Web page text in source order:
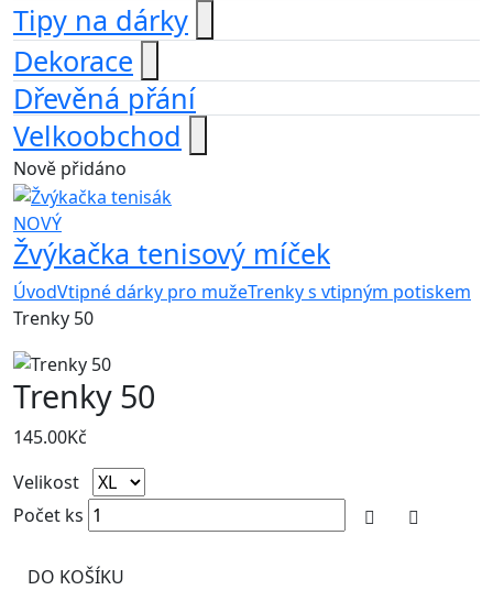
Tipy na dárky
Dekorace
Dřevěná přání
Velkoobchod
Nově přidáno
NOVÝ
Žvýkačka tenisový míček
ÚvodVtipné dárky pro mužeTrenky s vtipným potiskem
Trenky 50
Trenky 50
145.00Kč
Velikost
Počet ks
DO KOŠÍKU